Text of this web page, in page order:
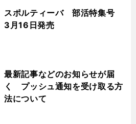
スポルティーバ 部活特集号
3月16日発売
最新記事などのお知らせが届
く プッシュ通知を受け取る方
法について